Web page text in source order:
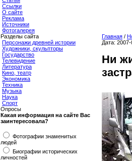
Ссылки
О сайте
Реклама
Источники
Фотогалерея
Разделы сайта
Персонажи древней истории
Художники, скульпторы
Государство
Телевидение
Литература
Кино, театр
Экономика
Техника
Музыка
Наука
Спорт
Опросы
Какая информация на сайте Вас
заинтересовала?
Фотографии знаменитых
людей
Биографии исторических
личностей
Главная /
Дата:
Ни